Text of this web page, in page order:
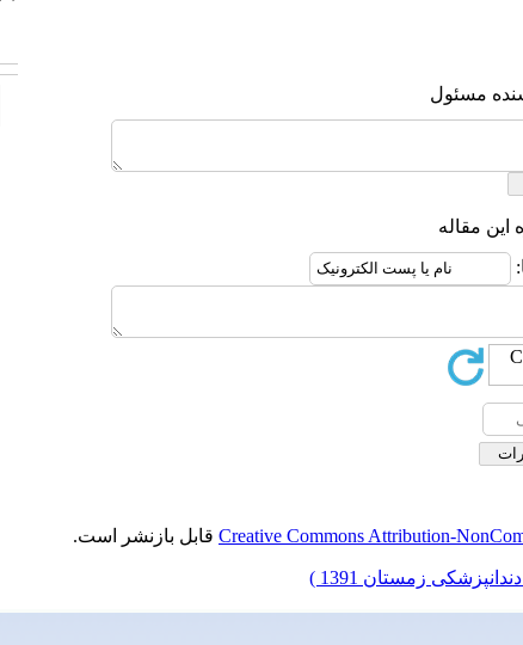
مسئول
این مقاله
Creative Commons Attribution- قابل بازنشر است.